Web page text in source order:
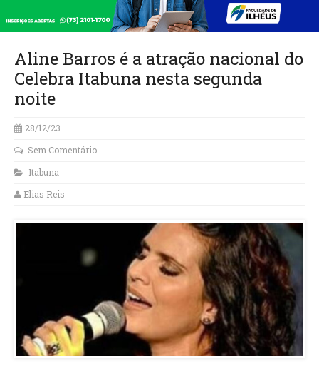
Aline Barros é a atração nacional do
Celebra Itabuna nesta segunda
noite
28/12/23
Sem Comentário
Itabuna
Elias Reis